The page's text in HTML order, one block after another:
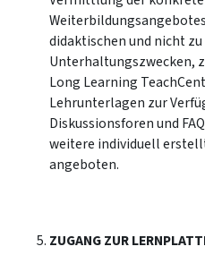
didaktischen und nicht
Unterhaltungszwecken,
Long Learning
Lehrunterlagen zur
Diskussionsforen und
weitere individuell
angeboten.
ZUGANG ZUR